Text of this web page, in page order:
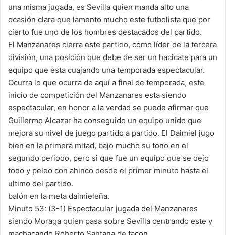
una misma jugada, es Sevilla quien manda alto una
ocasión clara que lamento mucho este futbolista que por
cierto fue uno de los hombres destacados del partido.
El Manzanares cierra este partido, como líder de la tercera
división, una posición que debe de ser un hacicate para un
equipo que esta cuajando una temporada espectacular.
Ocurra lo que ocurra de aquí a final de temporada, este
inicio de competición del Manzanares esta siendo
espectacular, en honor a la verdad se puede afirmar que
Guillermo Alcazar ha conseguido un equipo unido que
mejora su nivel de juego partido a partido. El Daimiel jugo
bien en la primera mitad, bajo mucho su tono en el
segundo periodo, pero si que fue un equipo que se dejo
todo y peleo con ahinco desde el primer minuto hasta el
ultimo del partido.
balón en la meta daimieleña.
Minuto 53: (3-1) Espectacular jugada del Manzanares
siendo Moraga quien pasa sobre Sevilla centrando este y